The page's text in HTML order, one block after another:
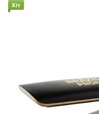
Хіт